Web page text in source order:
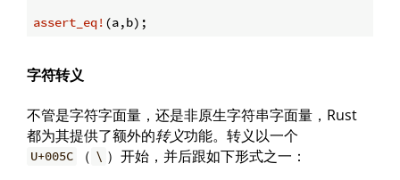
assert_eq!
字符转义
不管是字符字面量，还是非原生字符串字面量，Rust
都为其提供了额外的转义功能。转义以一个
U+005C （ \ ）开始，并后跟如下形式之一：